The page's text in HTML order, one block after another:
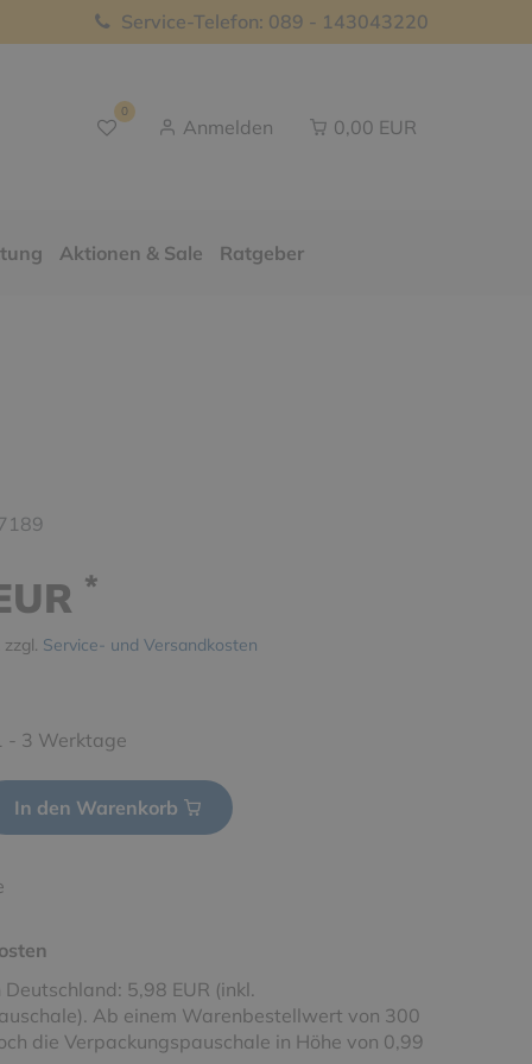
Service-Telefon: 089 - 143043220
0
Anmelden 0,00 EUR
Aktionen & Sale Ratgeber
*
Service- und Versandkosten
- 3 Werktage
In den Warenkorb
5,98 EUR (inkl.
Ab einem Warenbestellwert von 300
die Verpackungspauschale in Höhe von 0,99